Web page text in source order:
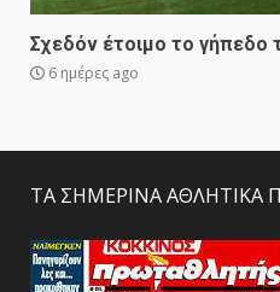
Σχεδόν έτοιμο το
6 ημέρες ago
ΤΑ ΣΗΜΕΡΙΝΑ ΑΘΛΗΤΙΚΑ